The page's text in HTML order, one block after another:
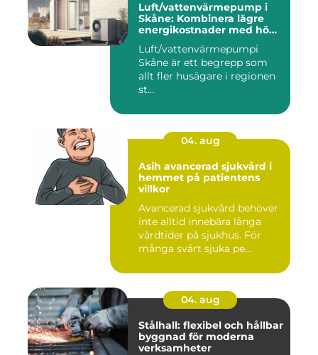
Luft/vattenvärmepump i
Skåne: Kombinera lägre
energikostnader med hög
komfort
Luft/vattenvärmepumpi
Skåne är ett begrepp som
allt fler husägare i regionen
st...
04. aug
Asih avancerad sjukvård i
hemmet på patientens
villkor
Avancerad sjukvård behöver
inte alltid innebära långa
vårdtider på sjukhus. För
många svårt sjuka pe...
04. aug
Stålhall: flexibel och hållbar
byggnad för moderna
verksamheter